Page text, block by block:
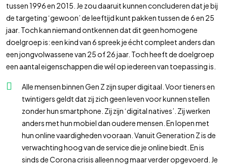
tussen 1996 en 2015. Je zou daaruit kunnen concluderen dat je bij
de targeting ‘gewoon’ de leeftijd kunt pakken tussen de 6 en 25
jaar. Toch kan niemand ontkennen dat dit geen homogene
doelgroep is: een kind van 6 spreek je écht compleet anders dan
een jongvolwassene van 25 of 26 jaar. Toch heeft de doelgroep
een aantal eigenschappen die wél op iedereen van toepassing is.
Alle mensen binnen Gen Z zijn super digitaal. Voor tieners en
twintigers geldt dat zij zich geen leven voor kunnen stellen
zonder hun smartphone. Zij zijn ‘digital natives’. Zij werken
anders met hun mobiel dan oudere mensen. En lopen met
hun online vaardigheden vooraan. Vanuit Generation Z is de
verwachting hoog van de service die je online biedt. En is
sinds de Corona crisis alleen nog maar verder opgevoerd. Je